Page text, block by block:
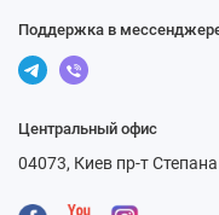
Поддержка в
Центральный офис
04073, Киев пр-т